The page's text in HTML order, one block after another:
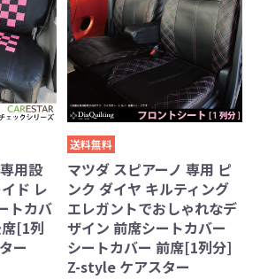
用設
ド レ
トカバ
[1列
ー
送料無料
マツダ スピアーノ 専用 ピ
ンク ダイヤ キルティング
エレガントでおしゃれなデ
ザイン 前席シートカバー
シートカバー 前席[1列分]
Z-style ケアスター